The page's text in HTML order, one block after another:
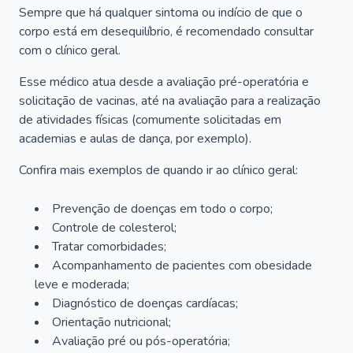
Sempre que há qualquer sintoma ou indício de que o
corpo está em desequilíbrio, é recomendado consultar
com o clínico geral.
Esse médico atua desde a avaliação pré-operatória e
solicitação de vacinas, até na avaliação para a realização
de atividades físicas (comumente solicitadas em
academias e aulas de dança, por exemplo).
Confira mais exemplos de quando ir ao clínico geral:
Prevenção de doenças em todo o corpo;
Controle de colesterol;
Tratar comorbidades;
Acompanhamento de pacientes com obesidade
leve e moderada;
Diagnóstico de doenças cardíacas;
Orientação nutricional;
Avaliação pré ou pós-operatória;